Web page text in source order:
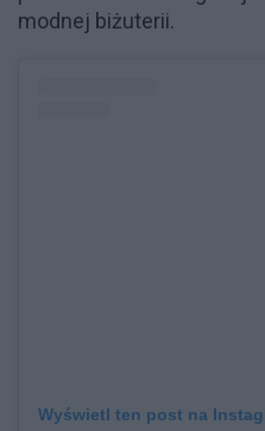
modnej biżuterii.
Wyświetl ten post na